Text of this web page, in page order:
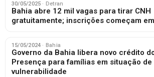
30/05/2025 · Detran
Bahia abre 12 mil vagas para tirar CNH
gratuitamente; inscrições começam
15/05/2024 · Bahia
Governo da Bahia libera novo crédito
Presença para famílias em situação de
vulnerabilidade